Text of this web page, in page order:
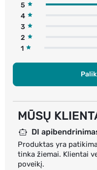
5
4
3
2
1
MŪSŲ
DI
Produktas yra
tinka žiemai. Klientai
poveikį.